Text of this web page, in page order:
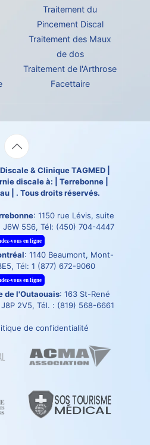
Traitement du
Pincement Discal
Traitement des Maux
de dos
Traitement de l'Arthrose
Facettaire
& Clinique TAGMED
discale à: | Terrebonne |
| . Tous droits réservés.
: 1150 rue Lévis, suite
5S6, Tél: (450) 704-4447
vous en ligne
: 1140 Beaumont, Mont-
Tél: 1 (877) 672-9060
vous en ligne
de l'Outaouais: 163 St-René
2V5, Tél. : (819) 568-6661
de confidentialité